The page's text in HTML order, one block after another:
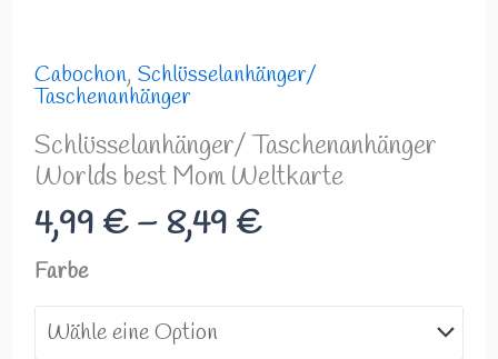
Cabochon, Schlüsselanhänger/
Taschenanhänger
Schlüsselanhänger/ Taschenanhänger
Worlds best Mom Weltkarte
4,99 € – 8,49 €
Farbe